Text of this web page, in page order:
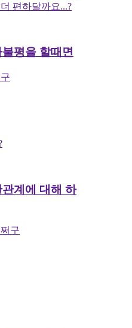
편하달까요...?
평을 할때면
계에 대해 하
구